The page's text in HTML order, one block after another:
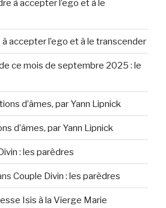
à accepter l’ego et à le
accepter l’ego et à le transcender
ce mois de septembre 2025 : le
d’âmes, par Yann Lipnick
d’âmes, par Yann Lipnick
: les parèdres
Couple Divin : les parèdres
Isis à la Vierge Marie